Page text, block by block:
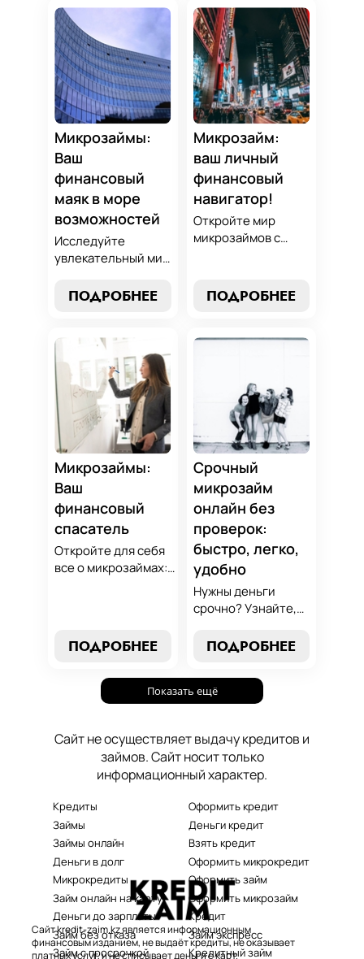
вариант,
разработать
стратегию
погашения и
обеспечить свою
финансовую
безопасность. Ваш
компас в мире
микрокредитов!
стратегии
погашения и
обеспечить себе
финансовую
стабильность. Ваш
ключ к умным
финансам здесь!
Микрозаймы:
Ваш
финансовый
маяк в море
возможностей
Исследуйте
увлекательный мир
узнайте, как
вариант для ваших
нужд. Откройте
экспертные
стратегии
погашения и
сделайте
осознанный выбор,
который
поддержит вашу
финансовую
стабильность.
ПОДРОБНЕЕ
Микрозайм:
ваш личный
финансовый
навигатор!
Откройте мир
микрозаймов с
лучшие стратегии
погашения и
избежанию
финансово
грамотным с нами!
ПОДРОБНЕЕ
Микрозаймы:
Ваш
финансовый
спасатель
Откройте для себя
все о микрозаймах:
погашения. Наше
вашим надежным
помощником в мире
ПОДРОБНЕЕ
Срочный
микрозайм
онлайн без
проверок:
быстро, легко,
удобно
Нужны деньги
срочно? Узнайте,
срочный
без проверок и
длительного
проблем здесь и
сейчас.
ПОДРОБНЕЕ
Показать ещё
Сайт не осуществляет выдачу кредитов и
займов. Сайт носит только
информационный характер.
Кредиты
Займы
Займы онлайн
Деньги в долг
Микрокредиты
Займ онлайн на карту
Деньги до зарплаты
Займ без отказа
Займ с просрочкой
Оформить кредит
Деньги кредит
Взять кредит
Оформить микрокредит
Оформить займ
Оформить микрозайм
Кредит
Займ экспресс
Кредитный займ
Сайт kredit-zaim.kz является информационным
финансовым изданием, не выдаёт кредиты, не оказывает
платных услуг, и не списывает деньги с карт.